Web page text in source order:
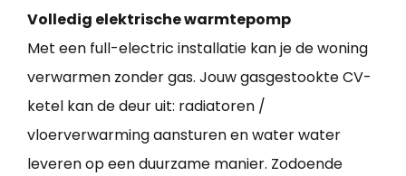
Volledig elektrische warmtepomp
Met een full-electric installatie kan je de woning
verwarmen zonder gas. Jouw gasgestookte CV-
ketel kan de deur uit: radiatoren /
vloerverwarming aansturen en water water
leveren op een duurzame manier. Zodoende